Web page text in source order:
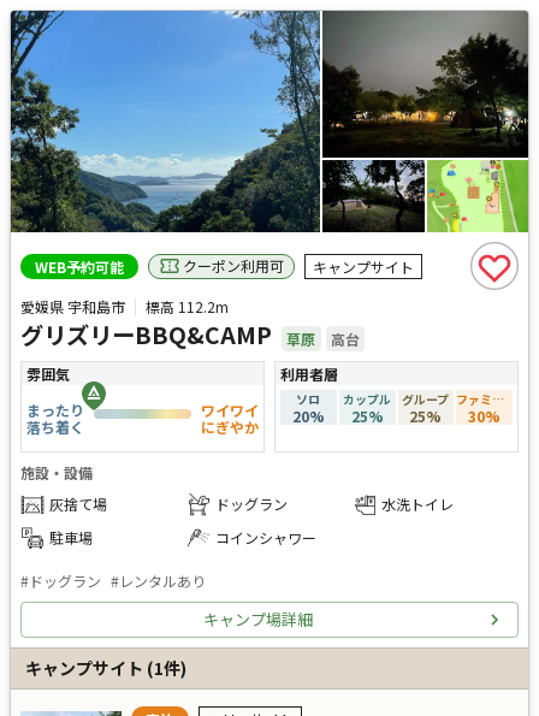
WEB予約可能 クーポン利用可
キャンプサイト
愛媛県 宇和島市
標高 112.2m
グリズリーBBQ&CAMP 草原
高台
雰囲気
まったり
落ち着く
ワイワイ
にぎやか
利用者層
ソロ
20%
カップル
25%
グループ
25%
ファミリー
30%
施設・設備
灰捨て場
ドッグラン
水洗トイレ
駐車場
コインシャワー
#ドッグラン #レンタルあり
キャンプ場詳細
キャンプサイト (1件)